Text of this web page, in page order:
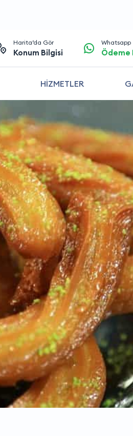
Harita’da Gör
Konum Bilgisi
Whatsapp
Ödeme
HİZMETLER